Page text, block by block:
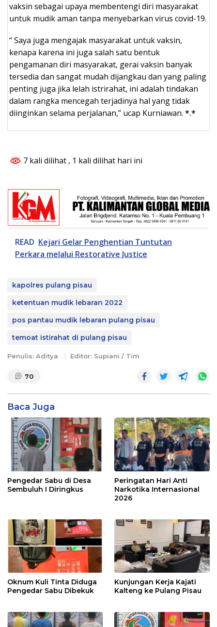
vaksin sebagai upaya membentengi diri masyarakat
untuk mudik aman tanpa menyebarkan virus covid-19.
“ Saya juga mengajak masyarakat untuk vaksin,
kenapa karena ini juga salah satu bentuk
pengamanan diri masyarakat, gerai vaksin banyak
tersedia dan sangat mudah dijangkau dan yang paling
penting juga jika lelah istrirahat, ini adalah tindakan
dalam rangka mencegah terjadinya hal yang tidak
diinginkan selama perjalanan,” ucap Kurniawan. *.*
7 kali dilihat , 1 kali dilihat hari ini
READ Kejari Gelar Penghentian Tuntutan
Perkara melalui Restorative Justice
kapolres pulang pisau
ketentuan mudik lebaran 2022
pos pantau mudik lebaran pulang pisau
temoat istirahat di pulang pisau
Penulis: Aditya Editor: Supiani / Tim
70
Baca Juga
Pengedar Sabu di Desa
Sembuluh I Diringkus
Peringatan Hari Anti
Narkotika Internasional
2026
Oknum Kuli Tinta Diduga
Pengedar Sabu Dibekuk
Kunjungan Kerja Kajati
Kalteng ke Pulang Pisau